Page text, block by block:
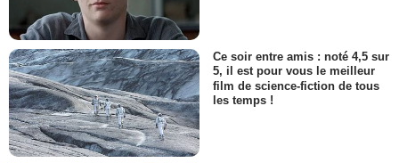
Ce soir entre amis : noté 4,5 sur
5, il est pour vous le meilleur
film de science-fiction de tous
les temps !